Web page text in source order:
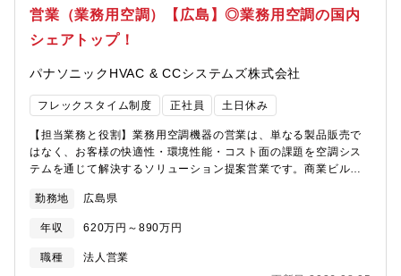
しやすい、フラットな職場です。 ・「より良い空間をお客様に
提供する」という共通の目的を持ち、前向きに挑戦する風土があ
ります ・直行直帰を基本とし、出社・在宅を業務内容に応じて
柔軟に使い分けています ・営業活動の進め方についても、大き
な裁量があり、自分のスタイルで仕事を進めることが可能です。
主体的に考え、行動する方が力を発揮しやすい環境です。【キャ
リアパス】入社後は、導入研修を通じて商品知識・社内システム
を習得していただきます。また、必要に応じて工場での商品講習
会（PAC・GHP・吸収式など）にも参加可能です。 ・入社後し
ばらくは先輩社員と同行し、OJTを通じて実務を習得 ・経験者
だきます ・若手・未経験分野のある方も、段階的に業務を任せ
の専門性を高めるだけでなく、チームを率いる管理職・次世代の
中核人材としての活躍を期待しています。また、資格取得支援制
占有率向上に直結する最重要テーマです。加えてガス会社向け営
業、代理店向けルート営業のさらなる拡充により、事業成長を加
速させていく必要があります。一方で、今後はベテラン社員の定
ウを次世代に継承するフェーズに入ってきます。そのため、即戦
力として活躍いただける経験者はもちろん、将来を担うポテンシ
ャルの高い若手人材を幅広く募集します。【営業部のミッショ
客様に対し、最適な空調システムを提案・販売することで「快適
な空間（空気質）」と「エネルギー効率の高い環境」を実現し、
お客様の経営課題（省エネ、コスト削減、BCP対策など）を解決
すること。快適・省エネ空間のトータルソリューション提案や法
る。【この仕事を通じて得られること】業務用空調機器の営業
動線・使用環境を踏まえ、「快適な空間（空気質）」を設計段階
営業（業務用空調）【広島】◎業務用空調の国内
シェアトップ！
パナソニックHVAC & CCシステムズ株式会社
フレックスタイム制度 正社員 土日休み
【担当業務と役割】業務用空調機器の営業は、単なる製品販売で
はなく、お客様の快適性・環境性能・コスト面の課題を空調シス
テムを通じて解決するソリューション提案営業です。商業ビル、
に、建物の用途や使用環境を踏まえ、長寿命・省エネ・安定稼働
を考慮した空調・換気システムの提案を行います。施主・設計事
務所・施工会社など関係者と連携し、仕様検討から導入を見据え
た提案までを担う役割です。【具体的な仕事内容】＜取り扱い商
勤務地 広島県
年収 620万円～890万円
職種
法人営業